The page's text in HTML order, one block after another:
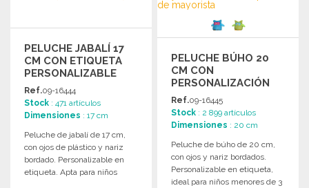
PELUCHE JABALÍ 17
CM CON ETIQUETA
PERSONALIZABLE
Ref.09-16444
Stock : 471 artículos
Dimensiones : 17 cm
Peluche de jabalí de 17 cm,
con ojos de plástico y nariz
bordado. Personalizable en
etiqueta. Apta para niños
PELUCHE BÚHO 20
CM CON
PERSONALIZACIÓN
Ref.09-16445
Stock : 2 899 artículos
Dimensiones : 20 cm
Peluche de búho de 20 cm,
con ojos y nariz bordados.
Personalizable en etiqueta,
ideal para niños menores de 3